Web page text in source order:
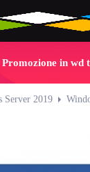
in wd
Server 2019